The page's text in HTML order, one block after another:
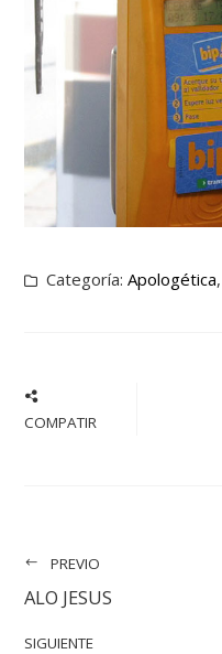
Categoría:Apologética,
COMPATIR
PREVIO
ALO JESUS
SIGUIENTE